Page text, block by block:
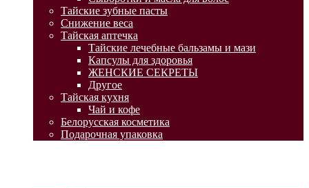
Тайские зубные пасты
Снижение веса
Тайская аптечка
Тайские лечебные бальзамы и мази
Капсулы для здоровья
ЖЕНСКИЕ СЕКРЕТЫ
Другое
Тайская кухня
Чай и кофе
Белорусская косметика
Подарочная упаковка